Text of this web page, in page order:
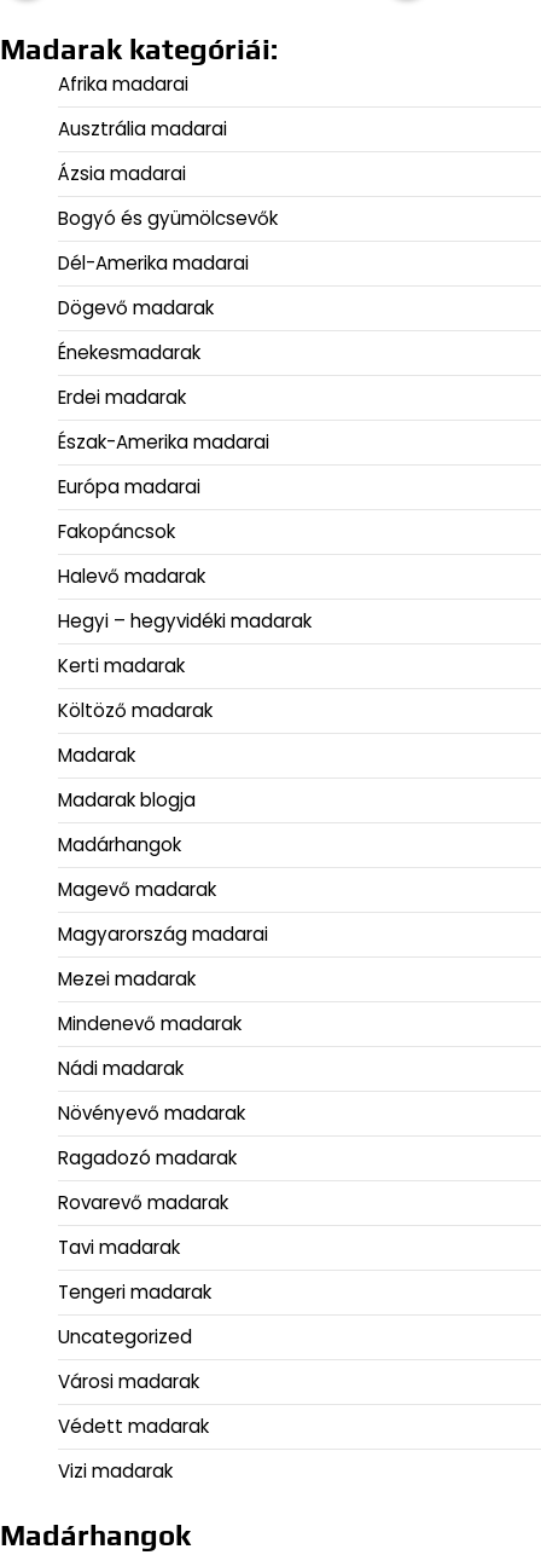
Madarak kategóriái:
Afrika madarai
Ausztrália madarai
Ázsia madarai
Bogyó és gyümölcsevők
Dél-Amerika madarai
Dögevő madarak
Énekesmadarak
Erdei madarak
Észak-Amerika madarai
Európa madarai
Fakopáncsok
Halevő madarak
Hegyi – hegyvidéki madarak
Kerti madarak
Költöző madarak
Madarak
Madarak blogja
Madárhangok
Magevő madarak
Magyarország madarai
Mezei madarak
Mindenevő madarak
Nádi madarak
Növényevő madarak
Ragadozó madarak
Rovarevő madarak
Tavi madarak
Tengeri madarak
Uncategorized
Városi madarak
Védett madarak
Vizi madarak
Madárhangok